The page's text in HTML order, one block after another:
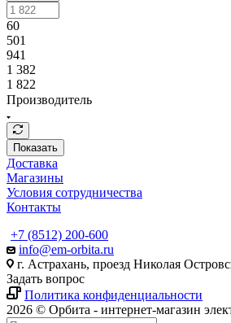
60
501
941
1 382
1 822
Производитель
Показать
Доставка
Магазины
Условия сотрудничества
Контакты
+7 (8512) 200-600
info@em-orbita.ru
г. Астрахань, проезд Николая
Задать вопрос
Политика конфиденциальности
2026 © Орбита - интернет-магазин